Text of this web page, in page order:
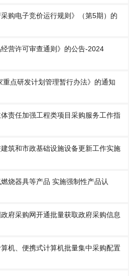
购电子竞价运行规则》（第5期）的
营许可审查通则》的公告-2024
点研发计划管理暂行办法》的通知
责任加强工程类项目采购服务工作指
筑和市政基础设施设备更新工作实施
烧器具等产品 实施强制性产品认
府采购网开通批量获取政府采购信息
机、便携式计算机批量集中采购配置